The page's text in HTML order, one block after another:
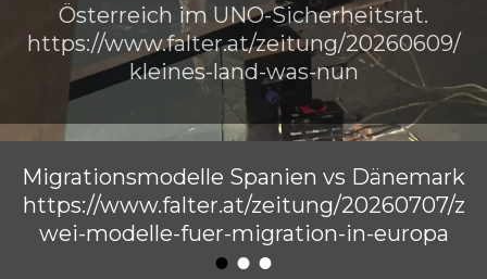
•••
Österreich im UNO-Sicherheitsrat.
https://www.falter.at/zeitung/20260609/
kleines-land-was-nun
Veröffentlicht am Raimund Löw
Migrationsmodelle Spanien vs Dänemark
https://www.falter.at/zeitung/20260707/z
wei-modelle-fuer-migration-in-europa
Raimund Löw